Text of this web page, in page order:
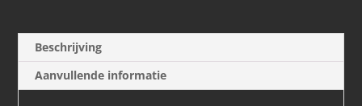
Beschrijving
Aanvullende informatie